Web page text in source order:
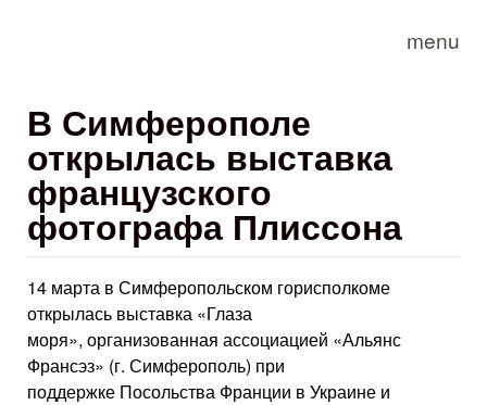
menu
В Симферополе
открылась выставка
французского
фотографа Плиссона
14 марта в Симферопольском горисполкоме
открылась выставка «Глаза
моря», организованная ассоциацией «Альянс
Франсэз» (г. Симферополь) при
поддержке Посольства Франции в Украине и